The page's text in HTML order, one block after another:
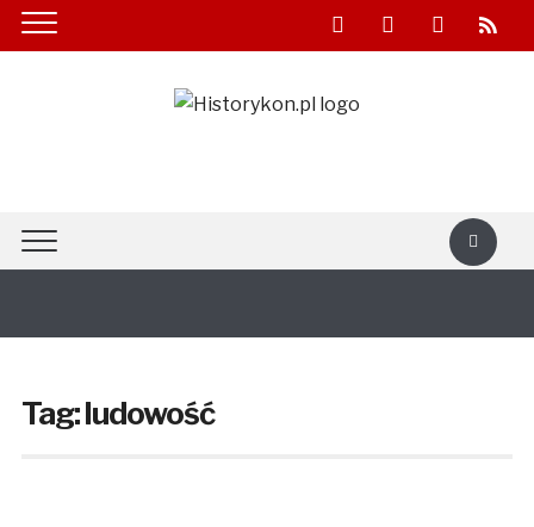
facebookyoutube twitter rss
Tag:ludowość